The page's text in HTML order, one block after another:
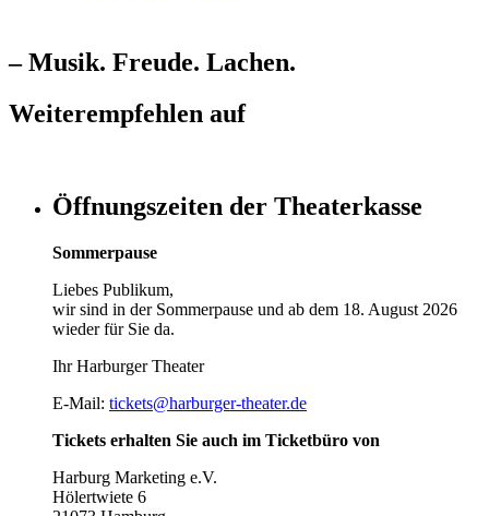
– Musik. Freude. Lachen.
Weiterempfehlen auf
Öffnungszeiten der Theaterkasse
Sommerpause
Liebes Publikum,
wir sind in der Sommerpause und ab dem 18. August 2026
wieder für Sie da.
Ihr Harburger Theater
E-Mail: tickets@harburger-theater.de
Tickets erhalten Sie auch im Ticketbüro von
Harburg Marketing e.V.
Hölertwiete 6